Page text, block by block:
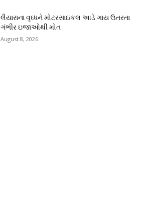
લૈયારાના વૃઘ્ધને મોટરસાઇકલ આડે ગાય ઉતરતા
ગંભીર ઇજાઓથી મોત
August 8, 2026